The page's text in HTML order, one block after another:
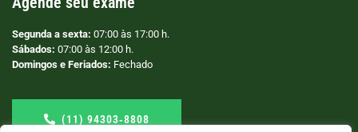
Segunda a sexta: 07:00 às 17:00 h.
Sábados: 07:00 às 12:00 h.
Domingos e Feriados: Fechado
(11) 94303‑8808